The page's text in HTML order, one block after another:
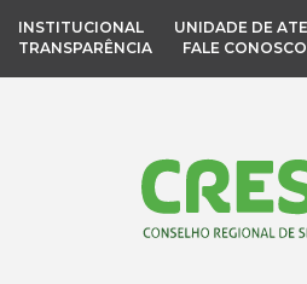
INSTITUCIONAL UNIDADE DE
TRANSPARÊNCIA
FALE CONOSCO